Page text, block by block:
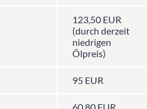
123,50 EUR
(durch derzeit
niedrigen
Ölpreis)
95 EUR